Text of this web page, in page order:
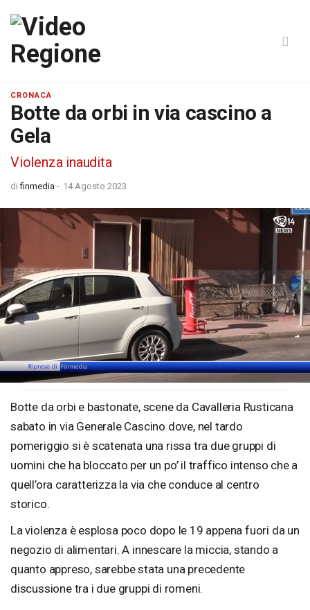
CRONACA
Botte da orbi in via cascino a
Gela
Violenza inaudita
difinmedia - 14 Agosto 2023
Unmute Loaded:
Botte da orbi e bastonate, scene da Cavalleria Rusticana
sabato in via Generale Cascino dove, nel tardo
pomeriggio si è scatenata una rissa tra due gruppi di
uomini che ha bloccato per un po’ il traffico intenso che a
quell’ora caratterizza la via che conduce al centro
storico.
La violenza è esplosa poco dopo le 19 appena fuori da un
negozio di alimentari. A innescare la miccia, stando a
quanto appreso, sarebbe stata una precedente
discussione tra i due gruppi di romeni.